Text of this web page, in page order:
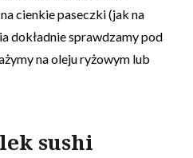
cienkie paseczki (jak na
dokładnie sprawdzamy pod
na oleju ryżowym lub
sushi